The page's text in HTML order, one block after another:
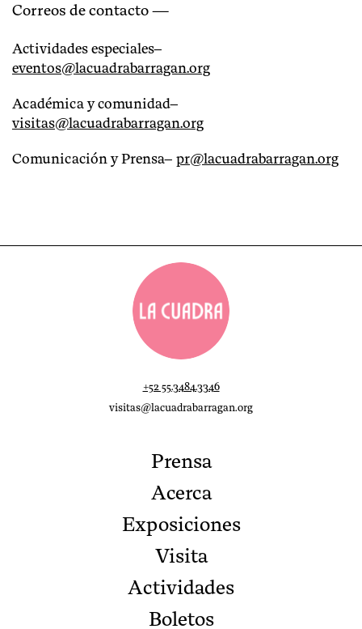
Correos de contacto —
Actividades especiales–
eventos@lacuadrabarragan.org
Académica y comunidad–
visitas@lacuadrabarragan.org
Comunicación y Prensa– pr@lacuadrabarragan.org
+52 55.3484.3346
visitas@lacuadrabarragan.org
Prensa
Acerca
Exposiciones
Visita
Actividades
Boletos